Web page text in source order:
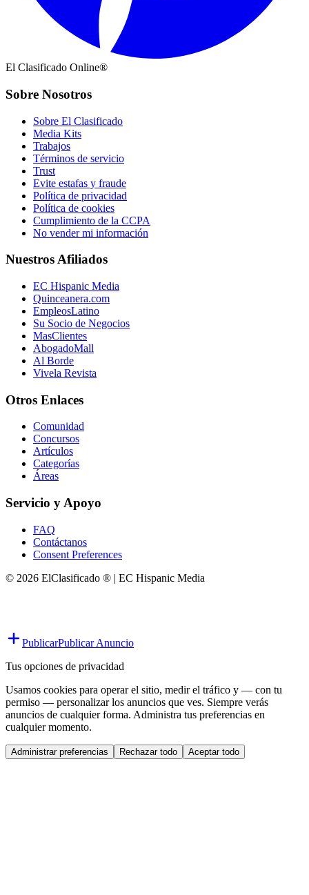
El Clasificado Online®
Sobre Nosotros
Sobre El Clasificado
Media Kits
Trabajos
Términos de servicio
Trust
Evite estafas y fraude
Política de privacidad
Política de cookies
Cumplimiento de la CCPA
No vender mi información
Nuestros Afiliados
EC Hispanic Media
Quinceanera.com
EmpleosLatino
Su Socio de Negocios
MasClientes
AbogadoMall
Al Borde
Vivela Revista
Otros Enlaces
Comunidad
Concursos
Artículos
Categorías
Áreas
Servicio y Apoyo
FAQ
Contáctanos
Consent Preferences
© 2026 ElClasificado ® | EC Hispanic Media
PublicarPublicar Anuncio
Tus opciones de privacidad
Usamos cookies para operar el sitio, medir el tráfico y — con tu
permiso — personalizar los anuncios que ves. Siempre verás
anuncios de cualquier forma. Administra tus preferencias en
cualquier momento.
Administrar preferencias Rechazar todo Aceptar todo